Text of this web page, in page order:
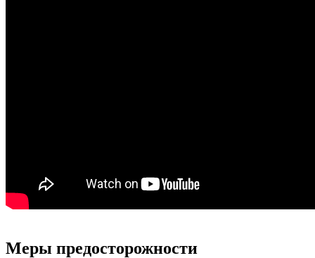
Меры предосторожности